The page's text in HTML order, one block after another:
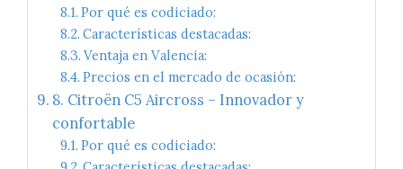
Por qué es codiciado:
Características destacadas:
Ventaja en Valencia:
Precios en el mercado de ocasión:
8. Citroën C5 Aircross – Innovador y
confortable
Por qué es codiciado: